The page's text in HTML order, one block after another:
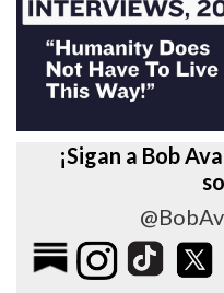
¡Sigan a Bob